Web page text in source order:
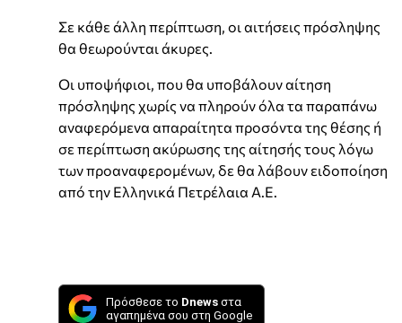
Σε κάθε άλλη περίπτωση, οι αιτήσεις πρόσληψης
θα θεωρούνται άκυρες.
Οι υποψήφιοι, που θα υποβάλουν αίτηση
πρόσληψης χωρίς να πληρούν όλα τα παραπάνω
αναφερόμενα απαραίτητα προσόντα της θέσης ή
σε περίπτωση ακύρωσης της αίτησής τους λόγω
των προαναφερομένων, δε θα λάβουν ειδοποίηση
από την Ελληνικά Πετρέλαια Α.Ε.
Πρόσθεσε το Dnews στα
αγαπημένα σου στη Google